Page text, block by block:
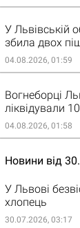
У Львівській
збила двох
04.08.2026, 01:59
Вогнеборці
ліквідували
04.08.2026, 01:58
Новини від
У Львові
хлопець
30.07.2026, 03:17